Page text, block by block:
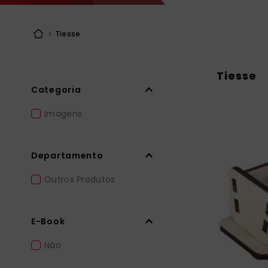
Tiesse
Categoria
Imagens
Departamento
Outros Produtos
E-Book
Não
Tiesse